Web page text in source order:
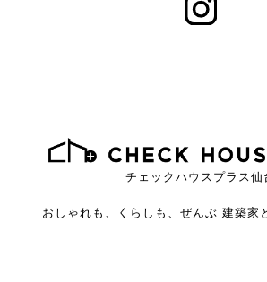
チェックハウスプラス仙
おしゃれも、くらしも、ぜんぶ 建築家